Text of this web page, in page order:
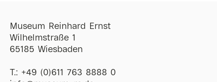
Museum Reinhard Ernst
Wilhelmstraße 1
65185 Wiesbaden
T.: +49 (0)611 763 8888 0